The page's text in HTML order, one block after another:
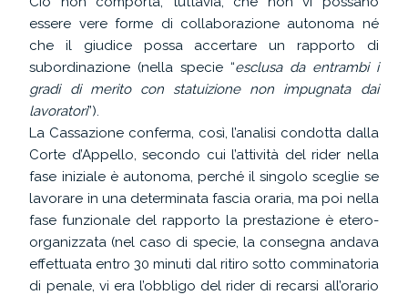
essere vere forme di collaborazione autonoma né
che il giudice possa accertare un rapporto di
subordinazione (nella specie “esclusa da entrambi i
gradi di merito con statuizione non impugnata dai
lavoratori”).
La Cassazione conferma, così, l’analisi condotta dalla
Corte d’Appello, secondo cui l’attività del rider nella
fase iniziale è autonoma, perché il singolo sceglie se
lavorare in una determinata fascia oraria, ma poi nella
fase funzionale del rapporto la prestazione è etero-
organizzata (nel caso di specie, la consegna andava
effettuata entro 30 minuti dal ritiro sotto comminatoria
di penale, vi era l’obbligo del rider di recarsi all’orario